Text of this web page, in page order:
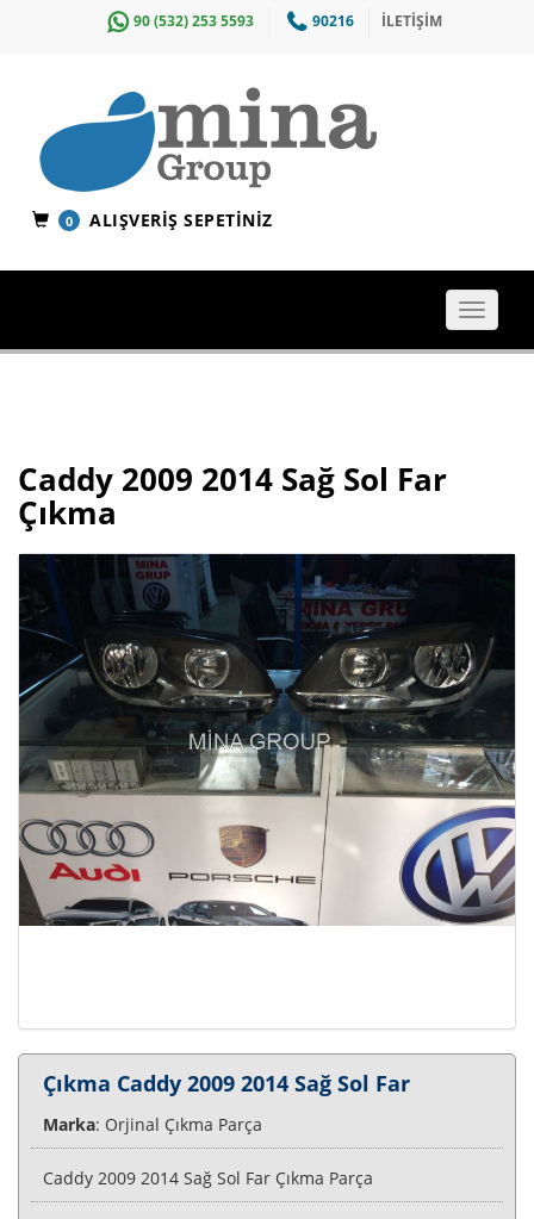
90 (532) 253 5593 90216 İLETİŞİM
0 ALIŞVERIŞ SEPETINIZ
Toggle
Caddy 2009 2014 Sağ Sol Far
Çıkma
Çıkma Caddy 2009 2014 Sağ Sol Far
Marka: Orjinal Çıkma Parça
Caddy 2009 2014 Sağ Sol Far Çıkma Parça